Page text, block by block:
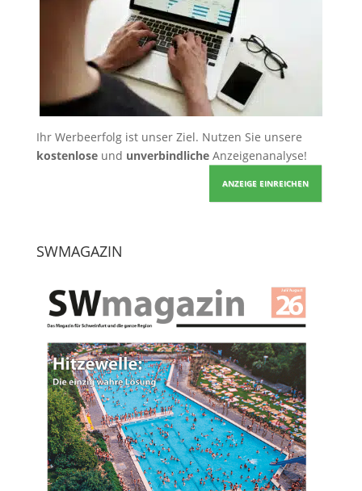
Ihr Werbeerfolg ist unser Ziel. Nutzen Sie unsere
kostenloseund unverbindlicheAnzeigenanalyse!
ANZEIGE EINREICHEN
SWMAGAZIN